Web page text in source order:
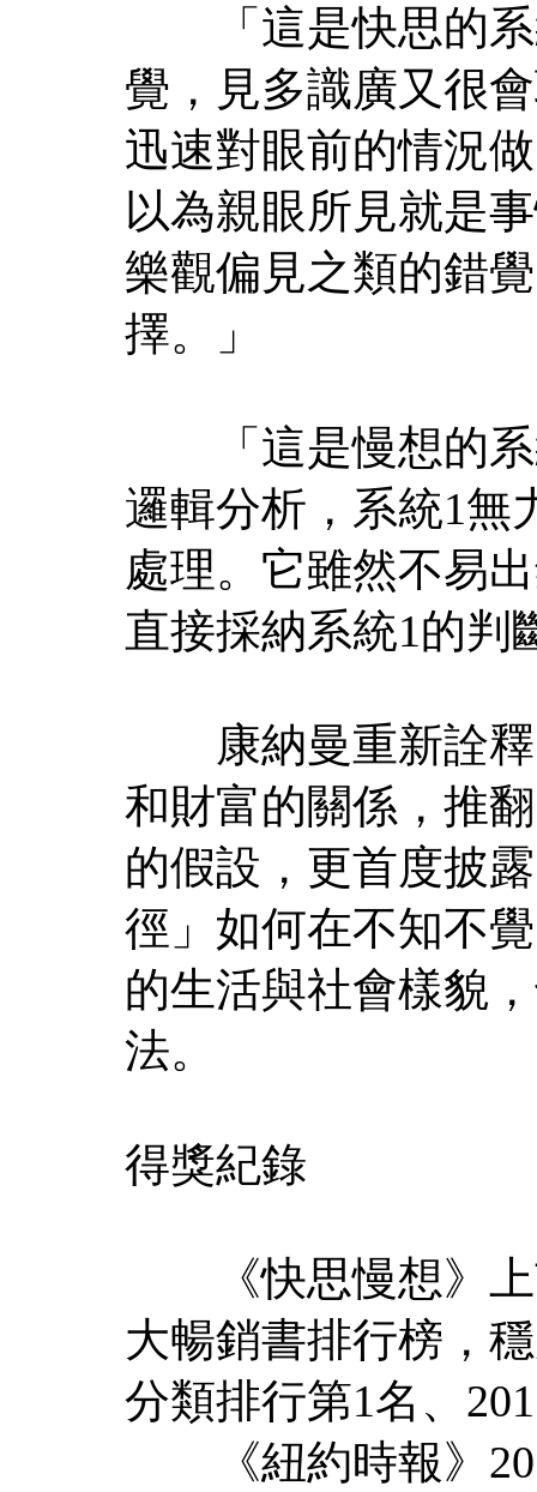
「這是快思的系
覺，見多識廣又很
迅速對眼前的情況
以為親眼所見就是
樂觀偏見之類的錯
擇。」
「這是慢想的系
邏輯分析，系統1無
處理。它雖然不易
直接採納系統1的判
康納曼重新詮釋
和財富的關係，推
的假設，更首度披
徑」如何在不知不
的生活與社會樣貌
法。
得獎紀錄
《快思慢想》上
大暢銷書排行榜，
分類排行第1名、
《紐約時報》